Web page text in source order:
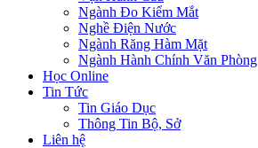
Ngành Đo Kiểm Mắt
Nghề Điện Nước
Ngành Răng Hàm Mặt
Ngành Hành Chính Văn Phòng
Học Online
Tin Tức
Tin Giáo Dục
Thông Tin Bộ, Sở
Liên hệ